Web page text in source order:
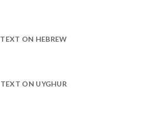
TEXT ON HEBREW
TEXT ON UYGHUR